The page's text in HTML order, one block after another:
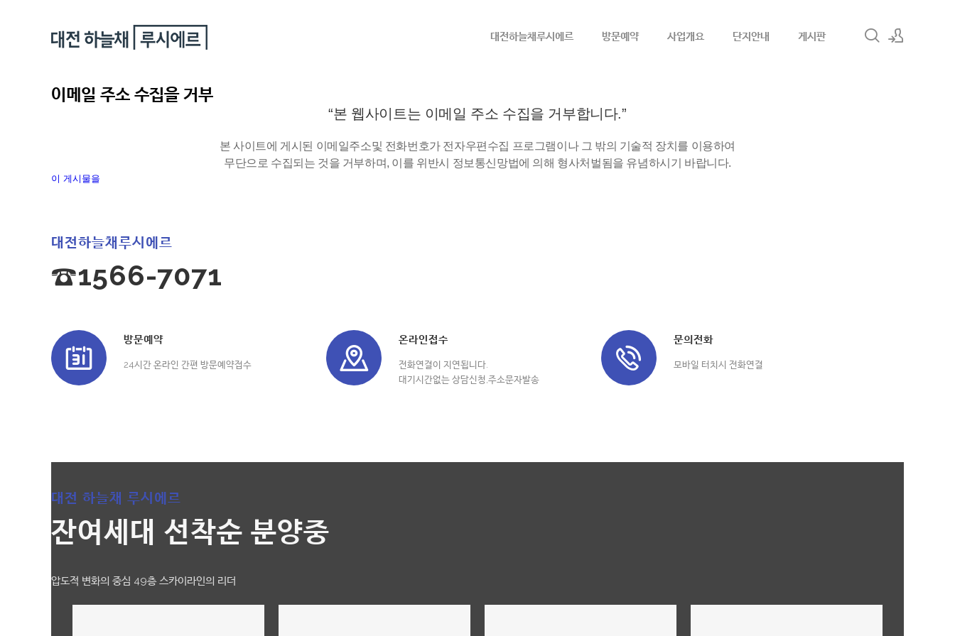
대전하늘채루시에르 방문예약 사업개요 단지안내 게시판
이메일 주소 수집을 거부
“본 웹사이트는 이메일 주소 수집을 거부합니다.”
본 사이트에 게시된 이메일주소및 전화번호가 전자우편수집 프로그램이나 그 밖의 기술적 장치를 이용하여
무단으로 수집되는 것을 거부하며, 이를 위반시 정보통신망법에 의해 형사처벌됨을 유념하시기 바랍니다.
이 게시물을
대전하늘채루시에르
☎1566-7071
방문예약
24시간 온라인 간편 방문예약접수
온라인접수
전화연결이 지연됩니다.
대기시간없는 상담신청,주소문자발송
문의전화
모바일 터치시 전화연결
대전 하늘채 루시에르
잔여세대 선착순 분양중
압도적 변화의 중심 49층 스카이라인의 리더